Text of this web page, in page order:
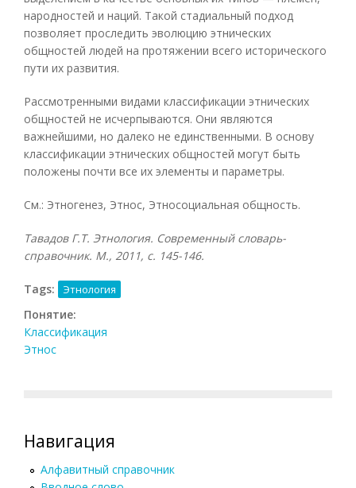
народностей и наций. Такой стадиальный подход
позволяет проследить эволюцию этнических
общностей людей на протяжении всего исторического
пути их развития.
Рассмотренными видами классификации этнических
общностей не исчерпываются. Они являются
важнейшими, но далеко не единственными. В основу
классификации этнических общностей могут быть
положены почти все их элементы и параметры.
См.: Этногенез, Этнос, Этносоциальная общность.
Тавадов Г.Т. Этнология. Современный словарь-
справочник. М., 2011, с. 145-146.
Tags: Этнология
Понятие:
Классификация
Этнос
Навигация
Алфавитный справочник